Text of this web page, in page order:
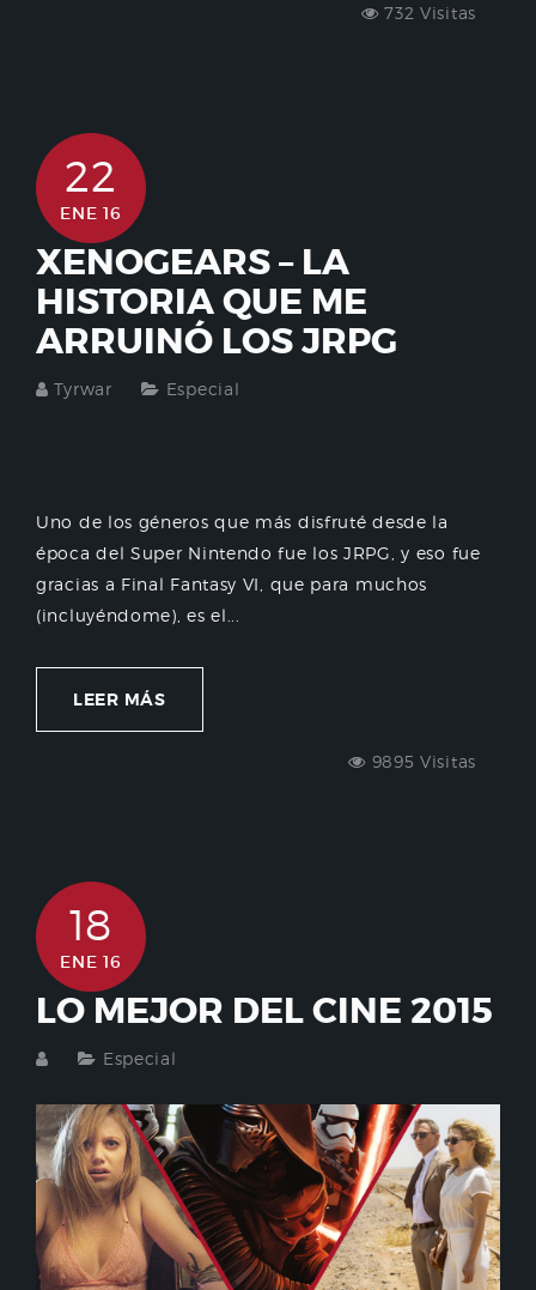
732 Visitas
22
ENE 16
XENOGEARS – LA
HISTORIA QUE ME
ARRUINÓ LOS JRPG
Tyrwar Especial
Uno de los géneros que más disfruté desde la
época del Super Nintendo fue los JRPG, y eso fue
gracias a Final Fantasy VI, que para muchos
(incluyéndome), es el...
LEER MÁS
9895 Visitas
18
ENE 16
LO MEJOR DEL CINE 2015
Especial